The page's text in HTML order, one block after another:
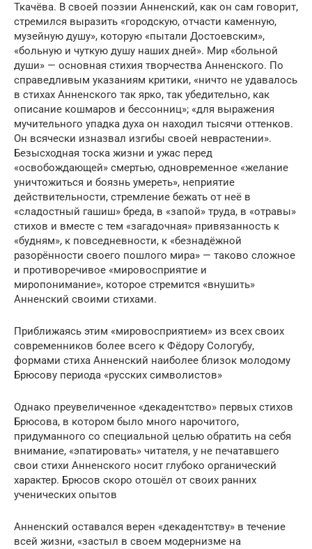
Ткачёва. В своей поэзии Анненский, как он сам говорит,
стремился выразить «городскую, отчасти каменную,
музейную душу», которую «пытали Достоевским»,
«больную и чуткую душу наших дней». Мир «больной
души» — основная стихия творчества Анненского. По
справедливым указаниям критики, «ничто не удавалось
в стихах Анненского так ярко, так убедительно, как
описание кошмаров и бессонниц»; «для выражения
мучительного упадка духа он находил тысячи оттенков.
Он всячески изназвал изгибы своей неврастении».
Безысходная тоска жизни и ужас перед
«освобождающей» смертью, одновременное «желание
уничтожиться и боязнь умереть», неприятие
действительности, стремление бежать от неё в
«сладостный гашиш» бреда, в «запой» труда, в «отравы»
стихов и вместе с тем «загадочная» привязанность к
«будням», к повседневности, к «безнадёжной
разорённости своего пошлого мира» — таково сложное
и противоречивое «мировосприятие и
миропонимание», которое стремится «внушить»
Анненский своими стихами.
Приближаясь этим «мировосприятием» из всех своих
современников более всего к Фёдору Сологубу,
формами стиха Анненский наиболее близок молодому
Брюсову периода «русских символистов»
Однако преувеличенное «декадентство» первых стихов
Брюсова, в котором было много нарочитого,
придуманного со специальной целью обратить на себя
внимание, «эпатировать» читателя, у не печатавшего
свои стихи Анненского носит глубоко органический
характер. Брюсов скоро отошёл от своих ранних
ученических опытов
Анненский оставался верен «декадентству» в течение
всей жизни, «застыл в своем модернизме на